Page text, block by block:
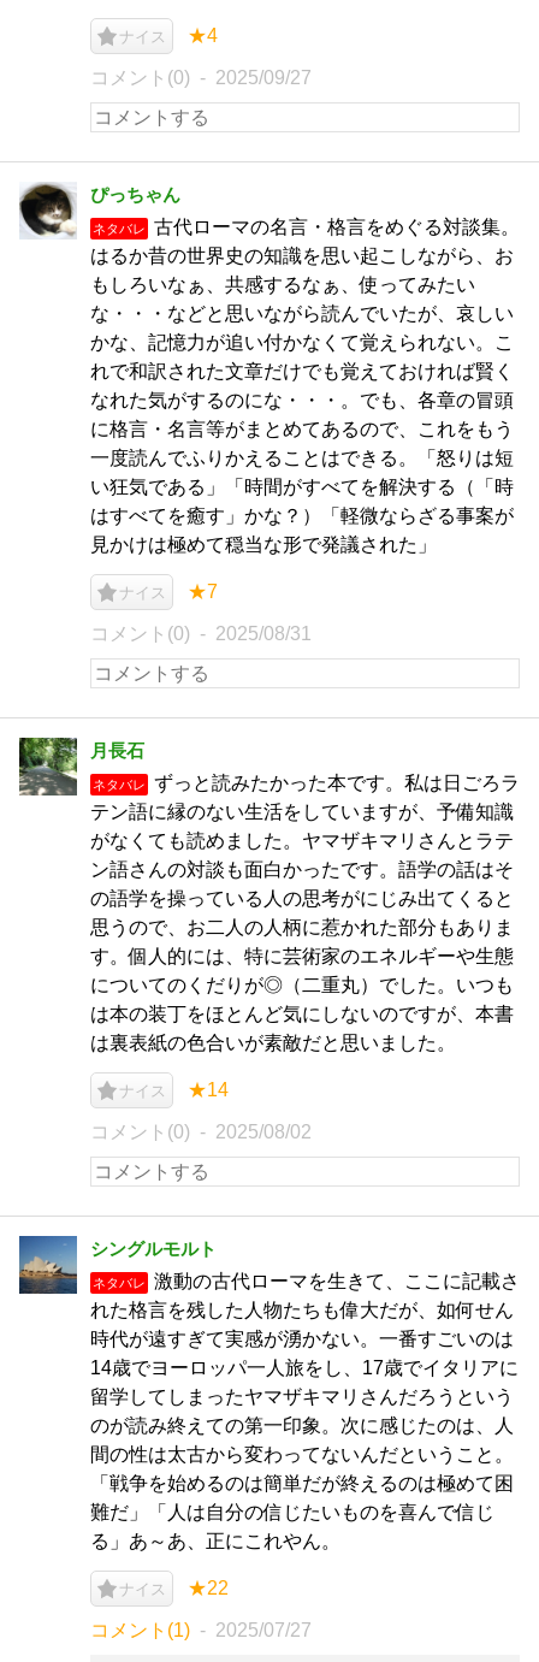
ナイス ★4
コメント(0) 2025/09/27
ぴっちゃん
ネタバレ
古代ローマの名言・格言をめぐる対談集。
はるか昔の世界史の知識を思い起こしながら、お
もしろいなぁ、共感するなぁ、使ってみたい
な・・・などと思いながら読んでいたが、哀しい
かな、記憶力が追い付かなくて覚えられない。こ
れで和訳された文章だけでも覚えておければ賢く
なれた気がするのにな・・・。でも、各章の冒頭
に格言・名言等がまとめてあるので、これをもう
一度読んでふりかえることはできる。「怒りは短
い狂気である」「時間がすべてを解決する（「時
はすべてを癒す」かな？）「軽微ならざる事案が
見かけは極めて穏当な形で発議された」
ナイス ★7
コメント(0) 2025/08/31
月長石
ネタバレ
ずっと読みたかった本です。私は日ごろラ
テン語に縁のない生活をしていますが、予備知識
がなくても読めました。ヤマザキマリさんとラテ
ン語さんの対談も面白かったです。語学の話はそ
の語学を操っている人の思考がにじみ出てくると
思うので、お二人の人柄に惹かれた部分もありま
す。個人的には、特に芸術家のエネルギーや生態
についてのくだりが◎（二重丸）でした。いつも
は本の装丁をほとんど気にしないのですが、本書
は裏表紙の色合いが素敵だと思いました。
ナイス ★14
コメント(0) 2025/08/02
シングルモルト
ネタバレ
激動の古代ローマを生きて、ここに記載さ
れた格言を残した人物たちも偉大だが、如何せん
時代が遠すぎて実感が湧かない。一番すごいのは
14歳でヨーロッパ一人旅をし、17歳でイタリアに
留学してしまったヤマザキマリさんだろうという
のが読み終えての第一印象。次に感じたのは、人
間の性は太古から変わってないんだということ。
「戦争を始めるのは簡単だが終えるのは極めて困
難だ」「人は自分の信じたいものを喜んで信じ
る」あ～あ、正にこれやん。
ナイス ★22
コメント(1) 2025/07/27